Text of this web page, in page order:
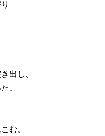
出し、
。
む。